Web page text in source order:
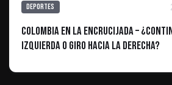
Deportes
Colombia en la encrucijada –
izquierda o giro hacia la derecha?